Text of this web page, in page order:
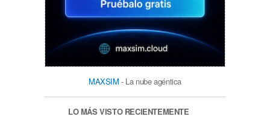
MAXSIM - La nube agéntica
LO MÁS VISTO RECIENTEMENTE